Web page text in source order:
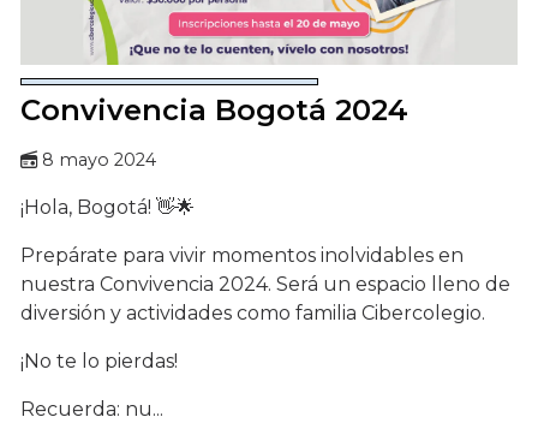
Convivencia Bogotá 2024
8 mayo 2024
¡Hola, Bogotá! 👋🌟
Prepárate para vivir momentos inolvidables en
nuestra Convivencia 2024. Será un espacio lleno de
diversión y actividades como familia Cibercolegio.
¡No te lo pierdas!
Recuerda: nu...